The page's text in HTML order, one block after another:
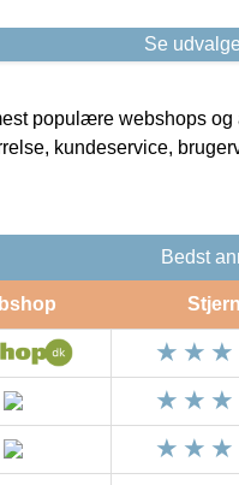
Se
populære webshops
kundeservice,
Bedst